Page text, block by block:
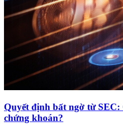
Quyết định bất ngờ từ
chứng khoán?